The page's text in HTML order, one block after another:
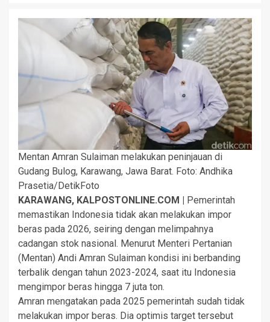
Mentan Amran Sulaiman melakukan peninjauan di
Gudang Bulog, Karawang, Jawa Barat. Foto: Andhika
Prasetia/DetikFoto
KARAWANG, KALPOSTONLINE.COM | Pemerintah
memastikan Indonesia tidak akan melakukan impor
beras pada 2026, seiring dengan melimpahnya
cadangan stok nasional. Menurut Menteri Pertanian
(Mentan) Andi Amran Sulaiman kondisi ini berbanding
terbalik dengan tahun 2023-2024, saat itu Indonesia
mengimpor beras hingga 7 juta ton.
Amran mengatakan pada 2025 pemerintah sudah tidak
melakukan impor beras. Dia optimis target tersebut